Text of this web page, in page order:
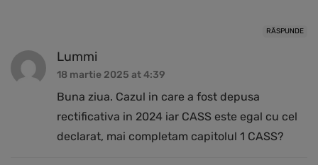
RĂSPUNDE
Lummi
18 martie 2025 at 4:39
Buna ziua. Cazul in care a fost depusa
rectificativa in 2024 iar CASS este egal cu cel
declarat, mai completam capitolul 1 CASS?